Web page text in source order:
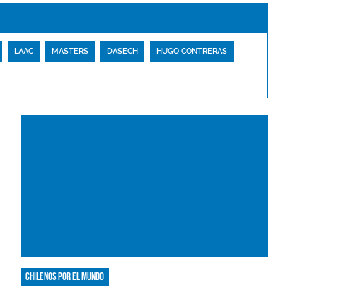
LAAC MASTERS DASECH HUGO CONTRERAS
Chilenos por el mundo